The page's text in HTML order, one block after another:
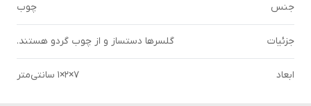
جنس چوب
جزئیات گلسرها دستساز و از چوب گردو هستند.
ابعاد 7×2×1 سانتی‌متر